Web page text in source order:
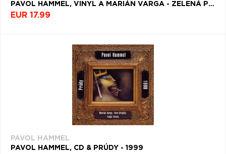
PAVOL HAMMEL, VINYL A MARIÁN VARGA - ZELENÁ POŠTA
EUR 17.99
PAVOL HAMMEL
PAVOL HAMMEL, CD & PRÚDY - 1999